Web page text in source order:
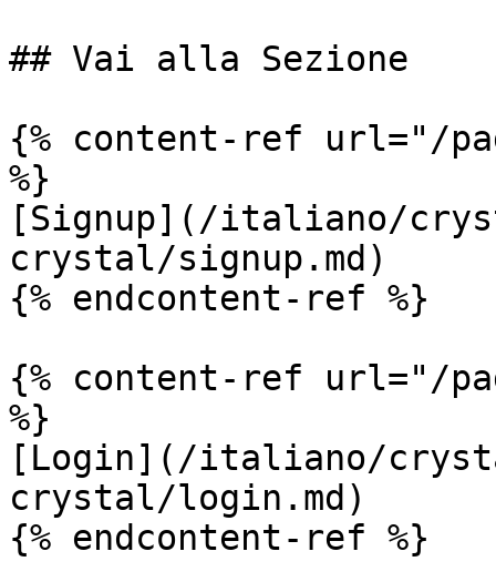
## Vai alla Sezione
{% content-ref url="/
%}
[Signup](/italiano/
crystal/signup.md)
{% endcontent-ref %}
{% content-ref url="/
%}
[Login](/italiano/
crystal/login.md)
{% endcontent-ref %}